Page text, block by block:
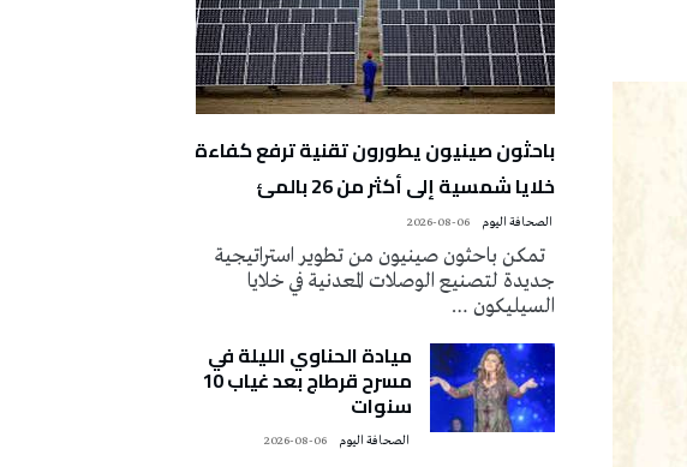
باحثون صينيون يطورون تقنية ترفع كفاءة
خلايا شمسية إلى أكثر من 26 بالمئ
2026-08-06
تمكن باحثون صينيون من تطوير استراتيجية
جديدة لتصنيع الوصلات المعدنية في خلايا
السيليكون …
ميادة الحناوي الليلة في
مسرح قرطاج بعد غياب 10
سنوات
2026-08-06